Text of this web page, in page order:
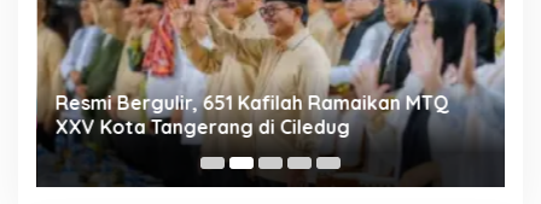
Resmi Bergulir, 651 Kafilah Ramaikan MTQ
XXV Kota Tangerang di Ciledug